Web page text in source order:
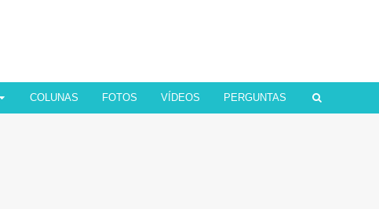
COLUNAS FOTOS VÍDEOS PERGUNTAS